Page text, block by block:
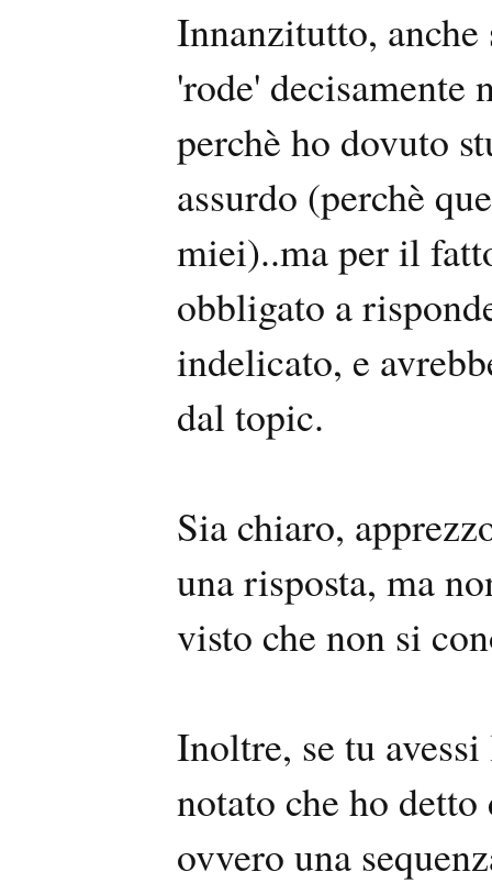
Innanzitutto,
'rode' decisamente
perchè ho dovuto
assurdo (perchè
miei)..ma per il
obbligato a
indelicato, e
dal topic.
Sia chiaro,
una risposta, ma
visto che non si
Inoltre, se tu
notato che ho
ovvero una